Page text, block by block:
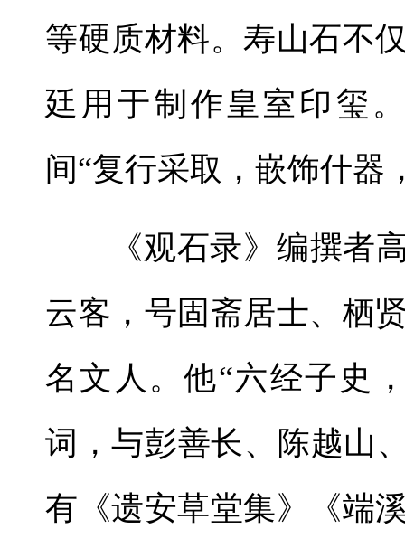
等硬质材料。寿山石不
廷用于制作皇室印玺
间“复行采取，嵌饰什器
《观石录》编撰者
云客，号固斋居士、栖
名文人。他“六经子史
词，与彭善长、陈越山
有《遗安草堂集》《端